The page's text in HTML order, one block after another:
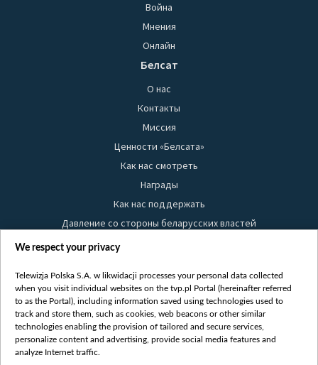
Война
Мнения
Онлайн
Белсат
О нас
Контакты
Миссия
Ценности «Белсата»
Как нас смотреть
Награды
Как нас поддержать
Давление со стороны беларусских властей
Правила использования материалов
Безопасность
Youtube
Белсат news
Белсат Life
We respect your privacy
Telewizja Polska S.A. w likwidacji processes your personal data collected
when you visit individual websites on the tvp.pl Portal (hereinafter referred
to as the Portal), including information saved using technologies used to
track and store them, such as cookies, web beacons or other similar
technologies enabling the provision of tailored and secure services,
personalize content and advertising, provide social media features and
analyze Internet traffic.